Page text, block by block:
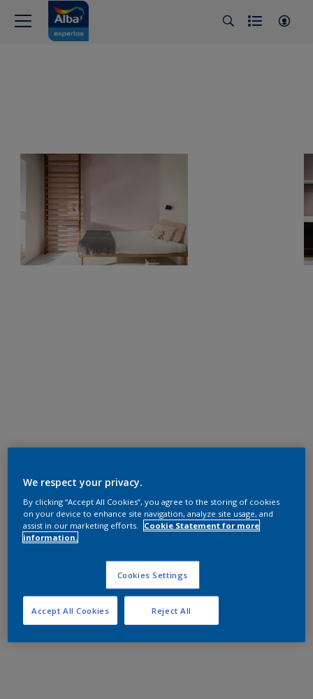
We respect your privacy.
By clicking “Accept All Cookies”, you agree to the storing of cookies
on your device to enhance site navigation, analyze site usage, and
assist in our marketing efforts.
Cookie Statement for more
information.
Cookies Settings
Reject All
Accept All Cookies